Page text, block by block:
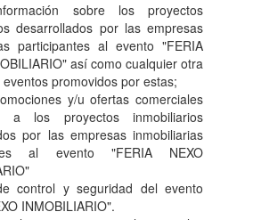
sobre los proyectos
desarrollados por las empresas
participantes al evento "FERIA
así como cualquier otra
promovidos por estas;
y/u ofertas comerciales
a los proyectos inmobiliarios
por las empresas inmobiliarias
al evento "FERIA NEXO
control y seguridad del evento
INMOBILIARIO".